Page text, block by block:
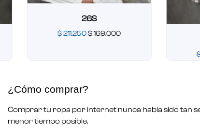
211.250$169.000
¿Cómo comprar?
Comprar tu ropa por internet nunca había sido tan
menor tiempo posible.